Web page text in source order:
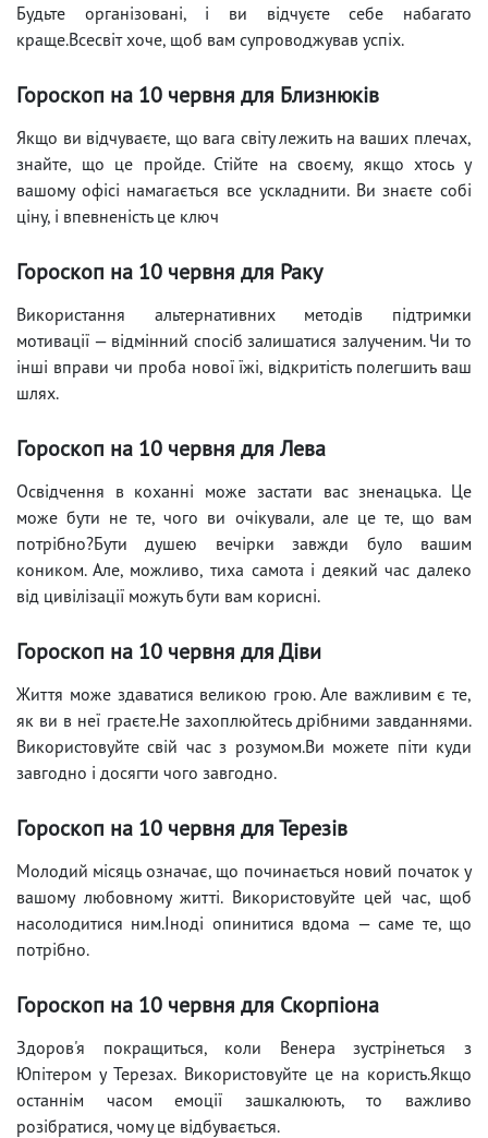
Будьте організовані, і ви відчуєте себе набагато
краще.Всесвіт хоче, щоб вам супроводжував успіх.
Гороскоп на 10 червня для Близнюків
Якщо ви відчуваєте, що вага світу лежить на ваших плечах,
знайте, що це пройде. Стійте на своєму, якщо хтось у
вашому офісі намагається все ускладнити. Ви знаєте собі
ціну, і впевненість це ключ
Гороскоп на 10 червня для Раку
Використання альтернативних методів підтримки
мотивації — відмінний спосіб залишатися залученим. Чи то
інші вправи чи проба нової їжі, відкритість полегшить ваш
шлях.
Гороскоп на 10 червня для Лева
Освідчення в коханні може застати вас зненацька. Це
може бути не те, чого ви очікували, але це те, що вам
потрібно?Бути душею вечірки завжди було вашим
коником. Але, можливо, тиха самота і деякий час далеко
від цивілізації можуть бути вам корисні.
Гороскоп на 10 червня для Діви
Життя може здаватися великою грою. Але важливим є те,
як ви в неї граєте.Не захоплюйтесь дрібними завданнями.
Використовуйте свій час з розумом.Ви можете піти куди
завгодно і досягти чого завгодно.
Гороскоп на 10 червня для Терезів
Молодий місяць означає, що починається новий початок у
вашому любовному житті. Використовуйте цей час, щоб
насолодитися ним.Іноді опинитися вдома — саме те, що
потрібно.
Гороскоп на 10 червня для Скорпіона
Здоров'я покращиться, коли Венера зустрінеться з
Юпітером у Терезах. Використовуйте це на користь.Якщо
останнім часом емоції зашкалюють, то важливо
розібратися, чому це відбувається.